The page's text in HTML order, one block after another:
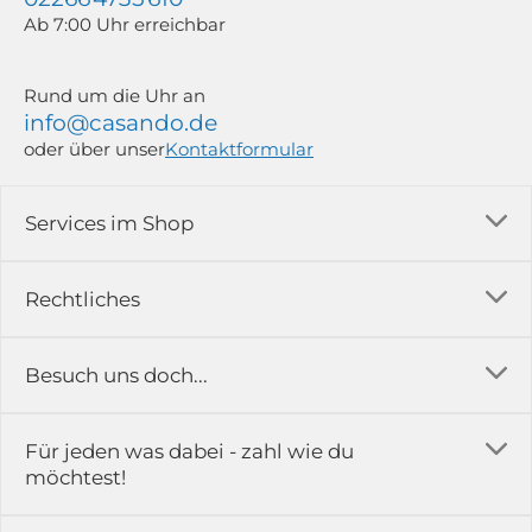
Rechtliches
Impressum
Rückgabe & Reklamation
Services im Shop
Versandkosten
Erfahrungsberichte & Bewertungen
Kontakt
Besuch uns doch...
in der Ausstellung...
Ab 7:00 Uhr erreichbar
Rund um die Uhr an
info@casando.de
oder über unserKontaktformular
Für jeden was dabei - zahl wie du
möchtest!